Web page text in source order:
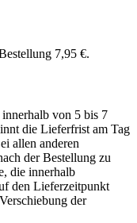
7,95 €.
von 5 bis 7
die Lieferfrist am Tag
allen anderen
der Bestellung zu
die innerhalb
den Lieferzeitpunkt
der